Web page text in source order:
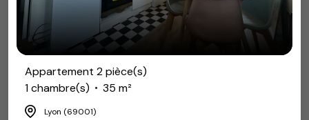
Appartement 2 pièce(s)
1 chambre(s)
35 m²
Lyon (69001)